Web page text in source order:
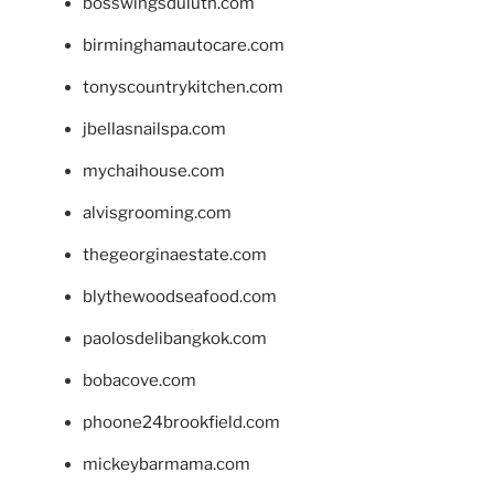
birminghamautocare.com
tonyscountrykitchen.com
jbellasnailspa.com
mychaihouse.com
alvisgrooming.com
thegeorginaestate.com
blythewoodseafood.com
paolosdelibangkok.com
bobacove.com
phoone24brookfield.com
mickeybarmama.com